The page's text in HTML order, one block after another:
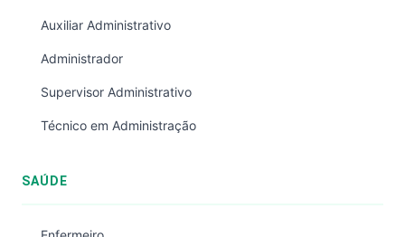
Auxiliar Administrativo
Administrador
Supervisor Administrativo
Técnico em Administração
SAÚDE